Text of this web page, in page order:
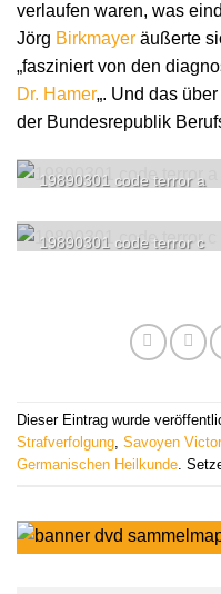
verlaufen waren, was
Jörg Birkmayer äußerte
„fasziniert von den
Dr. Hamer„. Und das
der Bundesrepublik
19890301 code terror a
19890301 code terror c
Dieser Eintrag wurde
Strafverfolgung, Savoyen
Germanischen Heilkunde.